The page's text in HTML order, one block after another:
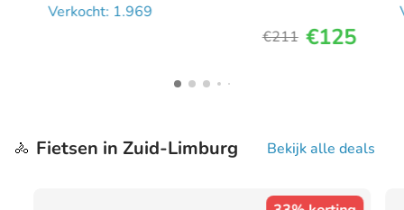
Verkocht: 1.969
€211 €125
🚴 Fietsen in Zuid-Limburg Bekijk alle deals